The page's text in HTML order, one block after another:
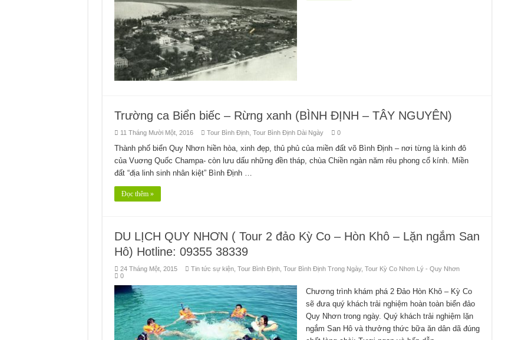
Trường ca Biển biếc – Rừng xanh (BÌNH ĐỊNH – TÂY NGUYÊN)
11 Tháng Mười Một, 2016 Tour Bình Định, Tour Bình Định Dài Ngày 0
Thành phố biển Quy Nhơn hiền hòa, xinh đẹp, thủ phủ của miền đất võ Bình Định – nơi từng là kinh đô
của Vuơng Quốc Champa- còn lưu dấu những đền tháp, chùa Chiền ngàn năm rêu phong cổ kính. Miền
đất “địa linh sinh nhân kiệt” Bình Định …
Đọc thêm »
DU LỊCH QUY NHƠN ( Tour 2 đảo Kỳ Co – Hòn Khô – Lặn ngắm San
Hô) Hotline: 09355 38339
24 Tháng Một, 2015 Tin tức sự kiện, Tour Bình Định, Tour Bình Định Trong Ngày, Tour Kỳ Co Nhơn Lý - Quy Nhơn
0
Chương trình khám phá 2 Đảo Hòn Khô – Kỳ Co
sẽ đưa quý khách trải nghiệm hoàn toàn biển đảo
Quy Nhơn trong ngày. Quý khách trải nghiệm lặn
ngắm San Hô và thưởng thức bữa ăn dân dã đúng